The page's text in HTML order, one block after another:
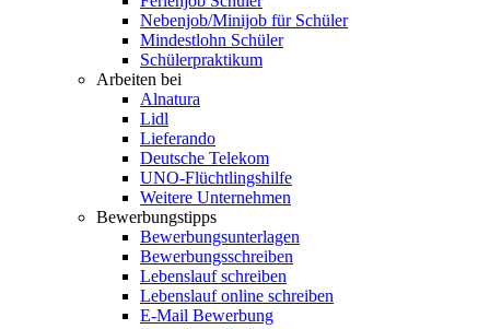
Nebenjob/Minijob für Schüler
Mindestlohn Schüler
Schülerpraktikum
Arbeiten bei
Alnatura
Lidl
Lieferando
Deutsche Telekom
UNO-Flüchtlingshilfe
Weitere Unternehmen
Bewerbungstipps
Bewerbungsunterlagen
Bewerbungsschreiben
Lebenslauf schreiben
Lebenslauf online schreiben
E-Mail Bewerbung